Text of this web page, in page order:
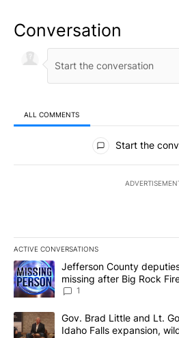
Conversation
ALL COMMENTS
All Comments
Start the
ACTIVE CONVERSATIONS
The following is a list of the most
A trending article titled "Jefferson
Jefferson County
missing after Big Rock
News 8
1
A trending article titled "Gov. Brad
Gov. Brad Little and Lt.
Idaho Falls expansion,